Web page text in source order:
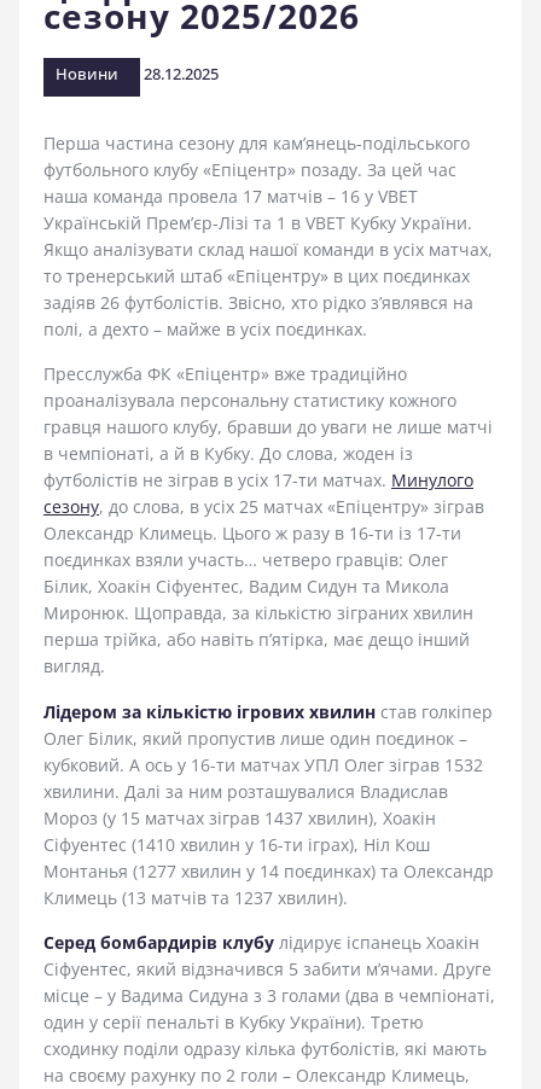
стадіоні
сезону 2025/2026
Новини 28.12.2025
Перша частина сезону для кам’янець-подільського
футбольного клубу «Епіцентр» позаду. За цей час
наша команда провела 17 матчів – 16 у VBET
Українській Прем’єр-Лізі та 1 в VBET Кубку України.
Якщо аналізувати склад нашої команди в усіх матчах,
то тренерський штаб «Епіцентру» в цих поєдинках
задіяв 26 футболістів. Звісно, хто рідко з’являвся на
полі, а дехто – майже в усіх поєдинках.
Пресслужба ФК «Епіцентр» вже традиційно
проаналізувала персональну статистику кожного
гравця нашого клубу, бравши до уваги не лише матчі
в чемпіонаті, а й в Кубку. До слова, жоден із
футболістів не зіграв в усіх 17-ти матчах. Минулого
сезону, до слова, в усіх 25 матчах «Епіцентру» зіграв
Олександр Климець. Цього ж разу в 16-ти із 17-ти
поєдинках взяли участь… четверо гравців: Олег
Білик, Хоакін Сіфуентес, Вадим Сидун та Микола
Миронюк. Щоправда, за кількістю зіграних хвилин
перша трійка, або навіть п’ятірка, має дещо інший
вигляд.
Лідером за кількістю ігрових хвилин став голкіпер
Олег Білик, який пропустив лише один поєдинок –
кубковий. А ось у 16-ти матчах УПЛ Олег зіграв 1532
хвилини. Далі за ним розташувалися Владислав
Мороз (у 15 матчах зіграв 1437 хвилин), Хоакін
Сіфуентес (1410 хвилин у 16-ти іграх), Ніл Кош
Монтанья (1277 хвилин у 14 поєдинках) та Олександр
Климець (13 матчів та 1237 хвилин).
Серед бомбардирів клубу лідирує іспанець Хоакін
Сіфуентес, який відзначився 5 забити м’ячами. Друге
місце – у Вадима Сидуна з 3 голами (два в чемпіонаті,
один у серії пенальті в Кубку України). Третю
сходинку поділи одразу кілька футболістів, які мають
на своєму рахунку по 2 голи – Олександр Климець,